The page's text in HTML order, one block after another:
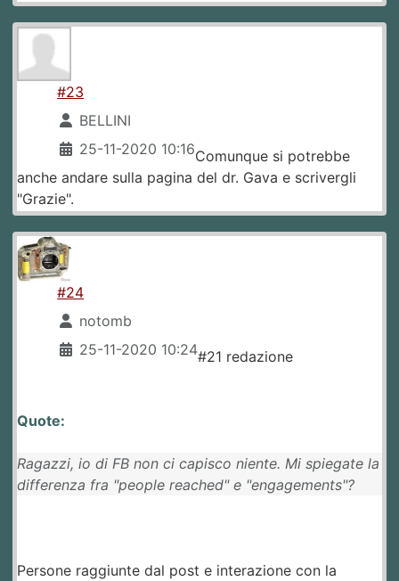
#23
BELLINI
25-11-2020 10:16Comunque si potrebbe
anche andare sulla pagina del dr. Gava e scrivergli
"Grazie".
#24
notomb
25-11-2020 10:24#21 redazione
Quote:
Ragazzi, io di FB non ci capisco niente. Mi spiegate la
differenza fra "people reached" e "engagements"?
Persone raggiunte dal post e interazione con la